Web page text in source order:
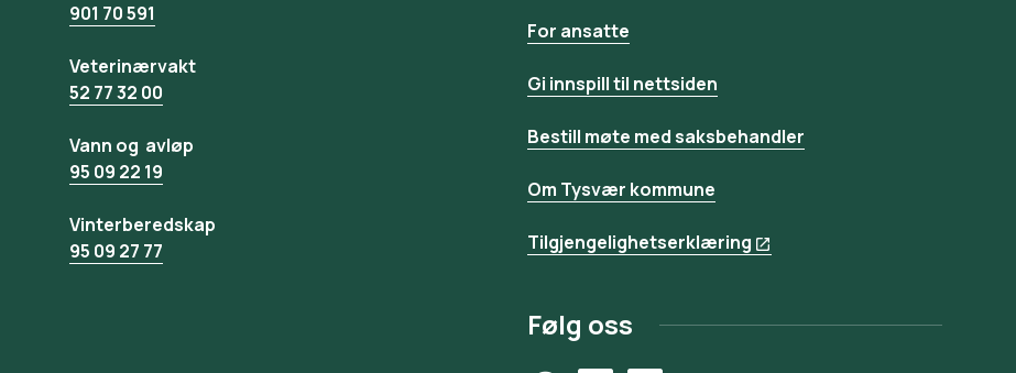
901 70 591
Veterinærvakt
52 77 32 00
Vann og avløp
95 09 22 19
Vinterberedskap
95 09 27 77
For ansatte
Gi innspill til nettsiden
Bestill møte med saksbehandler
Om Tysvær kommune
Tilgjengelighetserklæring
Følg oss